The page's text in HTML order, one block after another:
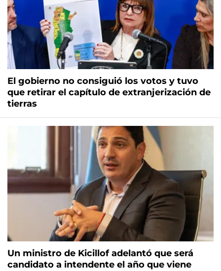
El gobierno no consiguió los votos y tuvo
que retirar el capítulo de extranjerización de
tierras
Un ministro de Kicillof adelantó que será
candidato a intendente el año que viene